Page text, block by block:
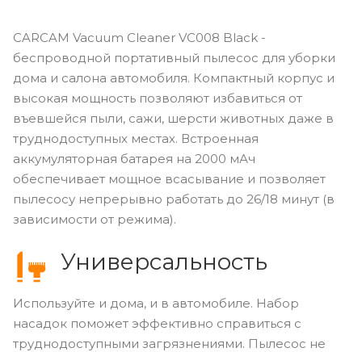
CARCAM Vacuum Cleaner VC008 Black -
беспроводной портативный пылесос для уборки
дома и салона автомобиля. Компактный корпус и
высокая мощность позволяют избавиться от
въевшейся пыли, сажи, шерсти животных даже в
труднодоступных местах. Встроенная
аккумуляторная батарея на 2000 мАч
обеспечивает мощное всасывание и позволяет
пылесосу непрерывно работать до 26/18 минут (в
зависимости от режима).
Универсальность
Используйте и дома, и в автомобиле. Набор
насадок поможет эффективно справиться с
труднодоступными загрязнениями. Пылесос не